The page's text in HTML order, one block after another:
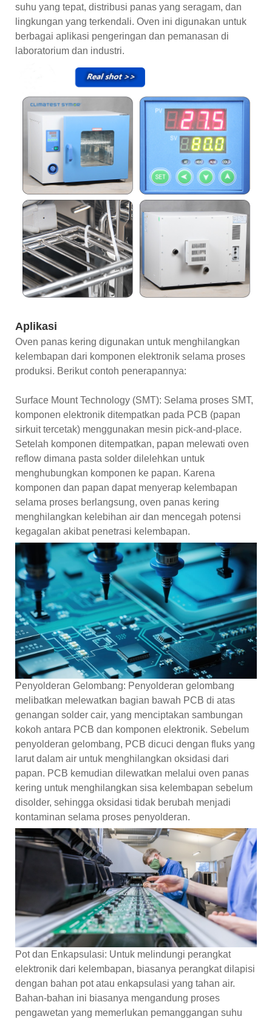
suhu yang tepat, distribusi panas yang seragam, dan
lingkungan yang terkendali. Oven ini digunakan untuk
berbagai aplikasi pengeringan dan pemanasan di
laboratorium dan industri.
Aplikasi
Oven panas kering digunakan untuk menghilangkan
kelembapan dari komponen elektronik selama proses
produksi. Berikut contoh penerapannya:
Surface Mount Technology (SMT): Selama proses SMT,
komponen elektronik ditempatkan pada PCB (papan
sirkuit tercetak) menggunakan mesin pick-and-place.
Setelah komponen ditempatkan, papan melewati oven
reflow dimana pasta solder dilelehkan untuk
menghubungkan komponen ke papan. Karena
komponen dan papan dapat menyerap kelembapan
selama proses berlangsung, oven panas kering
menghilangkan kelebihan air dan mencegah potensi
kegagalan akibat penetrasi kelembapan.
Penyolderan Gelombang: Penyolderan gelombang
melibatkan melewatkan bagian bawah PCB di atas
genangan solder cair, yang menciptakan sambungan
kokoh antara PCB dan komponen elektronik. Sebelum
penyolderan gelombang, PCB dicuci dengan fluks yang
larut dalam air untuk menghilangkan oksidasi dari
papan. PCB kemudian dilewatkan melalui oven panas
kering untuk menghilangkan sisa kelembapan sebelum
disolder, sehingga oksidasi tidak berubah menjadi
kontaminan selama proses penyolderan.
Pot dan Enkapsulasi: Untuk melindungi perangkat
elektronik dari kelembapan, biasanya perangkat dilapisi
dengan bahan pot atau enkapsulasi yang tahan air.
Bahan-bahan ini biasanya mengandung proses
pengawetan yang memerlukan pemanggangan suhu